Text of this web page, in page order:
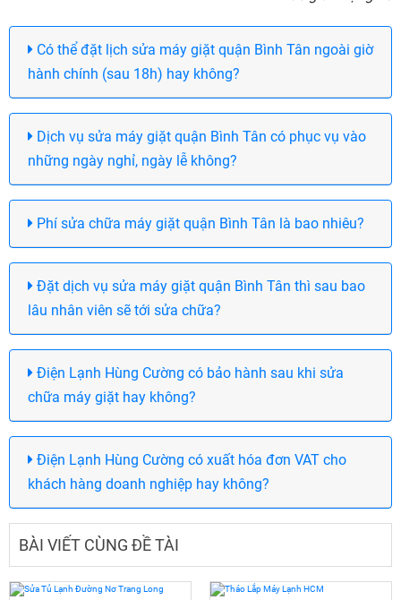
Có thể đặt lịch sửa máy giặt quận Bình Tân ngoài giờ
hành chính (sau 18h) hay không?
Dịch vụ sửa máy giặt quận Bình Tân có phục vụ vào
những ngày nghỉ, ngày lễ không?
Phí sửa chữa máy giặt quận Bình Tân là bao nhiêu?
Đặt dịch vụ sửa máy giặt quận Bình Tân thì sau bao
lâu nhân viên sẽ tới sửa chữa?
Điện Lạnh Hùng Cường có bảo hành sau khi sửa
chữa máy giặt hay không?
Điện Lạnh Hùng Cường có xuất hóa đơn VAT cho
khách hàng doanh nghiệp hay không?
BÀI VIẾT CÙNG ĐỀ TÀI